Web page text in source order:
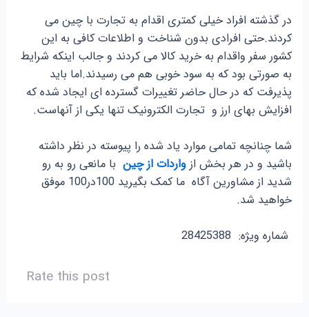
در گذشته افراد خیلی کمتری اقدام به تجارت با چین می
کردند.حتی افرادی بدون شناخت و اطلاعات کافی به این
کشور سفر واقدام به خرید کالا می کردند و جالب اینکه شرایط
به صورتی بود که به سود خوبی هم می رسیدند.اما باید
پذیرفت که در حال حاضر تغییرات گسترده ای ایجاد شده که
افزایش بهای ارز و تجارت الکترونیک تنها یکی از آنهاست.
شما چنانچه تمامی موارد یاد شده را پیوسته در نظر داشته
باشید و در هر بخش ازواردات از چین با مانعی رو به رو
شدید از مشاورین آگاه ما کمک بگیرید 100در100 موفق
خواهید شد.
شماره ویژه: 28425388
Rate this post